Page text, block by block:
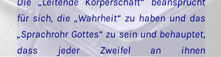
für sich, die „Wahrheit“ zu haben und das
„Sprachrohr Gottes“ zu sein und behauptet,
dass jeder Zweifel an ihnen